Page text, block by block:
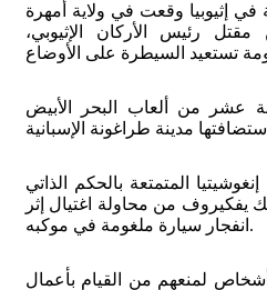
في إثيوبيا وقعت في ولاية أمهرة
رئيس الأركان الإثيوبي،
عشر من ألعاب البحر الأبيض
إنغوشيتيا المتمتعة بالحكم الذاتي
يفكيروف من محاولة اغتيال إثر
انفجار سيارة ملغومة في موكبه.
أشخاص لمنعهم من القيام بأعمال